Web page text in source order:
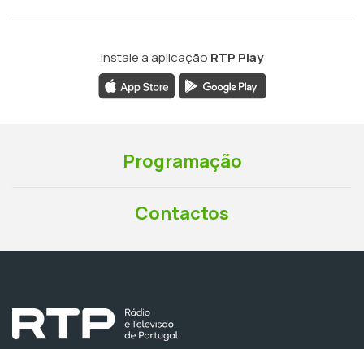
Instale a aplicação RTP Play
Programação
Contactos